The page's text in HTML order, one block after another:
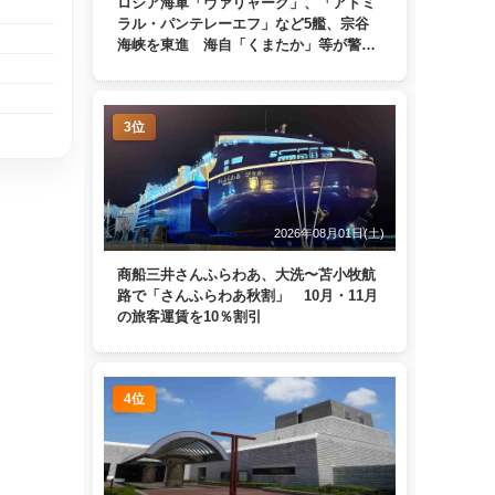
ラル・パンテレーエフ」など5艦、宗谷
海峡を東進 海自「くまたか」等が警戒
3位
2026年08月01日(土)
商船三井さんふらわあ、大洗〜苫小牧航
路で「さんふらわあ秋割」 10月・11月
の旅客運賃を10％割引
4位